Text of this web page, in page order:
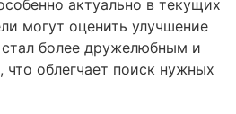
актуально в текущих
могут оценить улучшение
более дружелюбным и
что облегчает поиск нужных